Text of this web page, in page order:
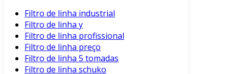
Filtro de linha industrial
Filtro de linha y
Filtro de linha profissional
Filtro de linha preço
Filtro de linha 5 tomadas
Filtro de linha schuko